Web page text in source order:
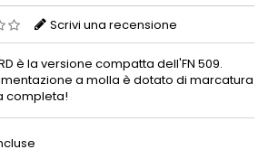
Scrivi una recensione
è la versione compatta dell'FN 509.
a molla è dotato di marcatura
completa!